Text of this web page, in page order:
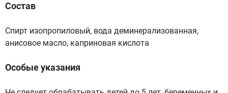
Состав
Спирт изопропиловый, вода деминерализованная,
анисовое масло, каприновая кислота
Особые указания